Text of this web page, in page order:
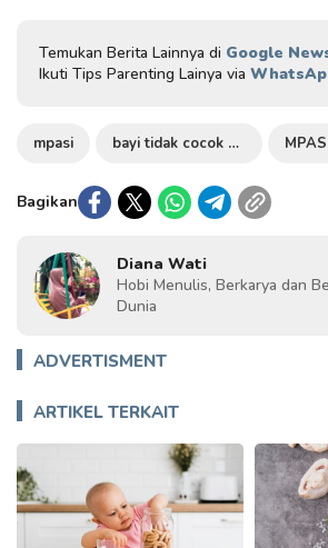
Temukan Berita Lainnya di Google
Ikuti Tips Parenting Lainya via
mpasi bayi tidak cocok MPASI
Bagikan
Diana Wati
Hobi Menulis, Berkarya dan
Dunia
ADVERTISMENT
ARTIKEL TERKAIT